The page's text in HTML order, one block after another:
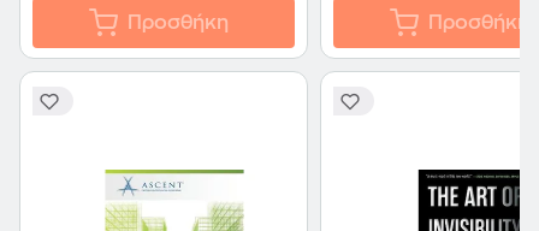
Προσθήκη Προσθήκη